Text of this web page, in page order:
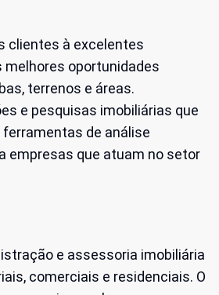
clientes à excelentes
oportunidades
terrenos e áreas.
e pesquisas imobiliárias que
de análise
empresas que atuam no setor
e assessoria imobiliária
comerciais e residenciais. O